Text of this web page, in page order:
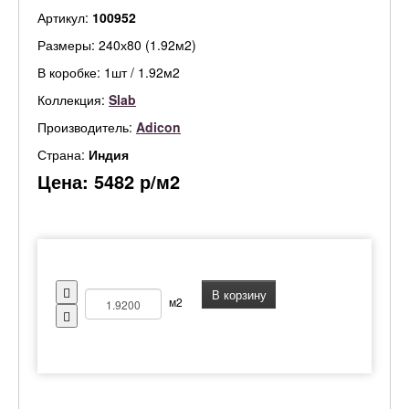
Артикул: 100952
Размеры: 240х80 (1.92м2)
В коробке: 1шт / 1.92м2
Коллекция: Slab
Производитель: Adicon
Страна: Индия
Цена: 5482 р/м2
м2 В корзину